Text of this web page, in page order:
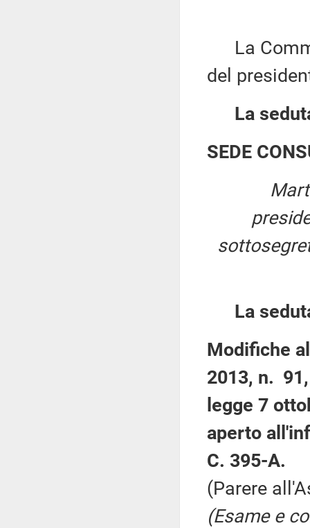
La
del
La
SEDE
La
Modifiche
2013, n.
legge 7
aperto
C. 395-A.
(Parere
(Esame e